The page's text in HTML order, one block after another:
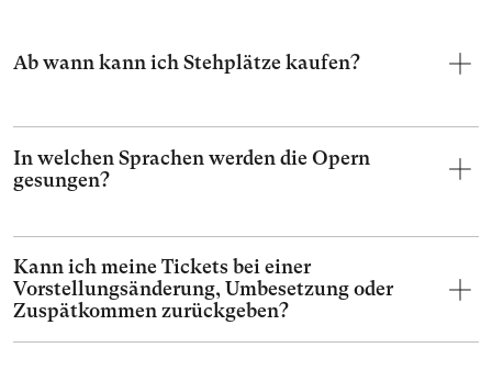
Ab wann kann ich Stehplätze kaufen?
In welchen Sprachen werden die Opern
gesungen?
Kann ich meine Tickets bei einer
Vorstellungsänderung, Umbesetzung oder
Zuspätkommen zurückgeben?